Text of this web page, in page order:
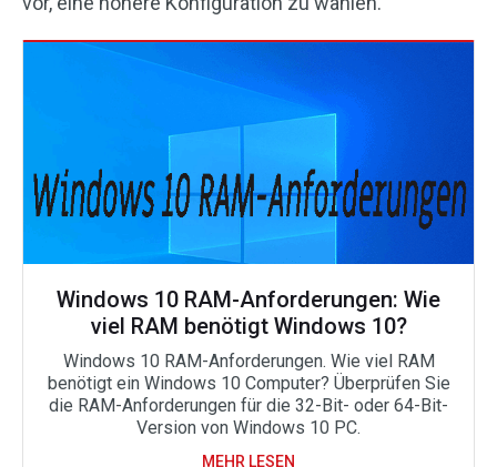
Windows 10 RAM-Anforderungen: Wie
viel RAM benötigt Windows 10?
Windows 10 RAM-Anforderungen. Wie viel RAM
benötigt ein Windows 10 Computer? Überprüfen Sie
die RAM-Anforderungen für die 32-Bit- oder 64-Bit-
Version von Windows 10 PC.
MEHR LESEN